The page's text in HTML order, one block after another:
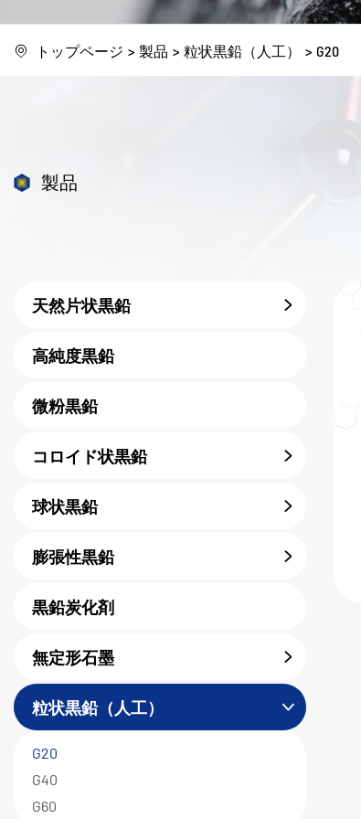
トップページ 製品 粒状黒鉛（人工） G20
製品
天然片状黒鉛
高純度黒鉛
微粉黒鉛
コロイド状黒鉛
球状黒鉛
膨張性黒鉛
黒鉛炭化剤
無定形石墨
粒状黒鉛（人工）
G20
G40
G60